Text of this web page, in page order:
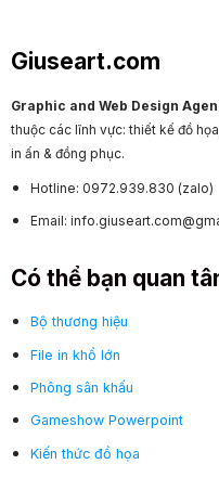
Giuseart.com
Graphic and Web Design
thuộc các lĩnh vực: thiết kế đồ
in ấn & đồng phục.
Hotline: 0972.939.830 (zalo)
Email:
Có thể bạn quan
Bộ thương hiệu
File in khổ lớn
Phông sân khấu
Gameshow Powerpoint
Kiến thức đồ họa